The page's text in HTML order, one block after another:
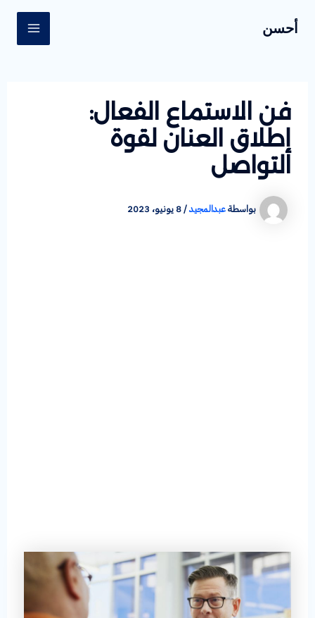
أحسن
فن الاستماع الفعال:
إطلاق العنان لقوة
التواصل
بواسطةعبدالمجيد/8 يونيو، 2023
navigation